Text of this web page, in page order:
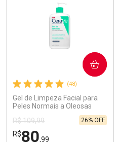
Comprar sem Desconto
Comprar sem Desconto
(48)
Gel de Limpeza Facial para
Peles Normais a Oleosas
R$ 109,99
R$80,99
26% OFF
COMPRAR